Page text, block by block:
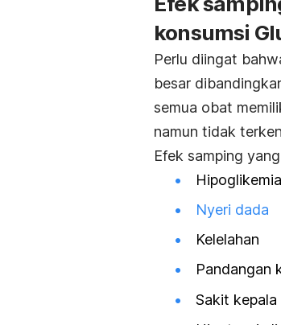
konsumsi
Perlu diingat
besar
semua obat
namun tidak
Efek samping
Hipoglikemia
Nyeri dada
Kelelahan
Pandangan
Sakit kepala